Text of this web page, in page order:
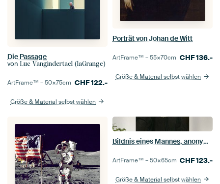
Die Passage
von Luc Vangindertael (laGrange)
ArtFrame™ –50×75cm CHF122.-
Größe & Material selbst wählen
Porträt von Johan de Witt
ArtFrame™ –55×70cm CHF136.-
Größe & Material selbst wählen
Bildnis eines Mannes, anonym - 1633
ArtFrame™ –50×65cm CHF123.-
Größe & Material selbst wählen